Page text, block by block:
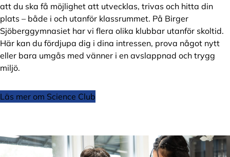
att du ska få möjlighet att utvecklas, trivas och hitta din
plats – både i och utanför klassrummet. På Birger
Sjöberggymnasiet har vi flera olika klubbar utanför skoltid.
Här kan du fördjupa dig i dina intressen, prova något nytt
eller bara umgås med vänner i en avslappnad och trygg
miljö.
Läs mer om Science Club